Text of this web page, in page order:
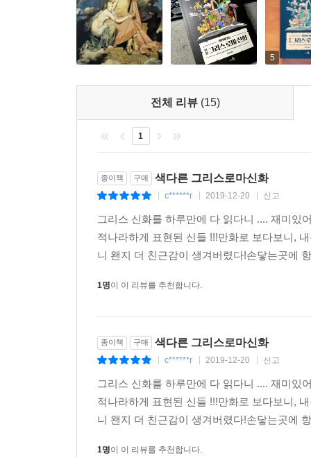
5
전체 리뷰 (15)
1
종이책 구매 색다른 그리스로마신화
c******r 2019-12-20 신고
그리스 신화를 하루만에 다 읽다니 .... 재미있
적나라하게 표현된 신들 !!!만화로 보다보니,
니 왠지 더 친근감이 생겨버렸다!손닿는곳에
1명이 이 리뷰를 추천합니다.
종이책 구매 색다른 그리스로마신화
c******r 2019-12-20 신고
그리스 신화를 하루만에 다 읽다니 .... 재미있
적나라하게 표현된 신들 !!!만화로 보다보니,
니 왠지 더 친근감이 생겨버렸다!손닿는곳에
1명이 이 리뷰를 추천합니다.